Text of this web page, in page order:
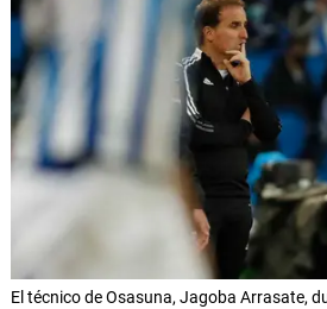
El técnico de Osasuna, Jagoba Arrasate,